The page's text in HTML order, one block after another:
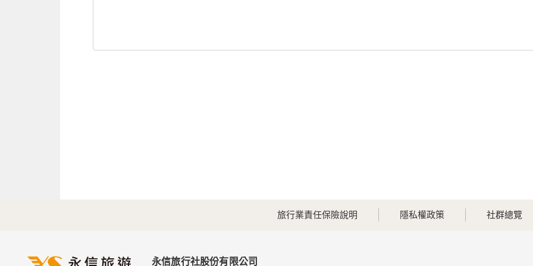
旅行業責任保險說明 隱私權政策 社群總覽
永信旅行社股份有限公司